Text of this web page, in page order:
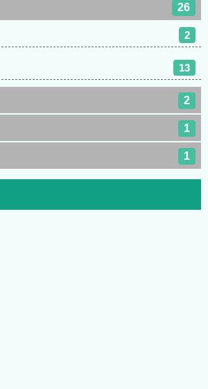
26
2
13
2
1
1